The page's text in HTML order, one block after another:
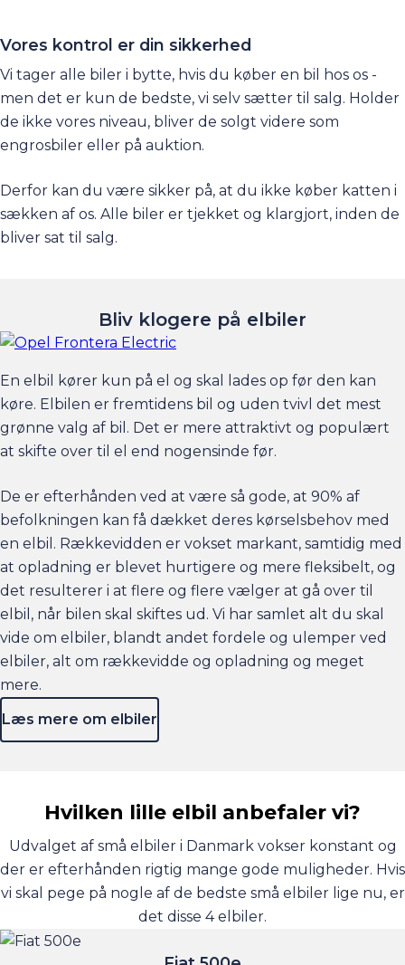
Vores kontrol er din sikkerhed
Vi tager alle biler i bytte, hvis du køber en bil hos os -
men det er kun de bedste, vi selv sætter til salg. Holder
de ikke vores niveau, bliver de solgt videre som
engrosbiler eller på auktion.
Derfor kan du være sikker på, at du ikke køber katten i
sækken af os. Alle biler er tjekket og klargjort, inden de
bliver sat til salg.
Bliv klogere på elbiler
En elbil kører kun på el og skal lades op før den kan
køre. Elbilen er fremtidens bil og uden tvivl det mest
grønne valg af bil. Det er mere attraktivt og populært
at skifte over til el end nogensinde før.
De er efterhånden ved at være så gode, at 90% af
befolkningen kan få dækket deres kørselsbehov med
en elbil. Rækkevidden er vokset markant, samtidig med
at opladning er blevet hurtigere og mere fleksibelt, og
det resulterer i at flere og flere vælger at gå over til
elbil, når bilen skal skiftes ud. Vi har samlet alt du skal
vide om elbiler, blandt andet fordele og ulemper ved
elbiler, alt om rækkevidde og opladning og meget
mere.
Læs mere om elbiler
Hvilken lille elbil anbefaler vi?
Udvalget af små elbiler i Danmark vokser konstant og
der er efterhånden rigtig mange gode muligheder. Hvis
vi skal pege på nogle af de bedste små elbiler lige nu, er
det disse 4 elbiler.